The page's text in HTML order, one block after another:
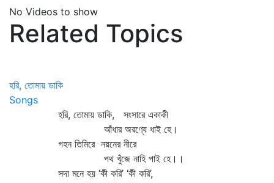
No Videos to show
Related Topics
হরি, তোমায় ডাকি
Songs
হরি, তোমায় ডাকি, সংসারে একাকী
আঁধার অরণ্যে ধাই হে।
গহন তিমিরে নয়নের নীরে
পথ খুঁজে নাহি পাই হে।।
সদা মনে হয় ‘কী করি’ ‘কী করি’,